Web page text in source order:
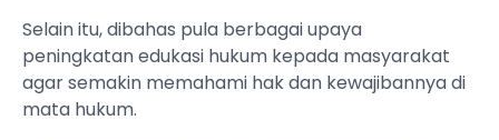
Selain itu, dibahas pula berbagai upaya
peningkatan edukasi hukum kepada masyarakat
agar semakin memahami hak dan kewajibannya di
mata hukum.